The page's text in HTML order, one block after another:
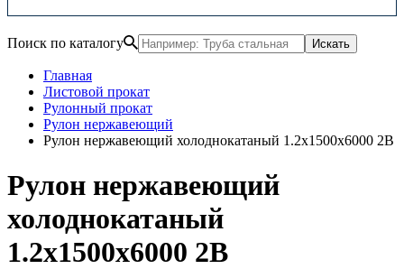
Поиск по каталогу Искать
Главная
Листовой прокат
Рулонный прокат
Рулон нержавеющий
Рулон нержавеющий холоднокатаный 1.2х1500х6000 2В
Рулон нержавеющий
холоднокатаный
1.2х1500х6000 2В